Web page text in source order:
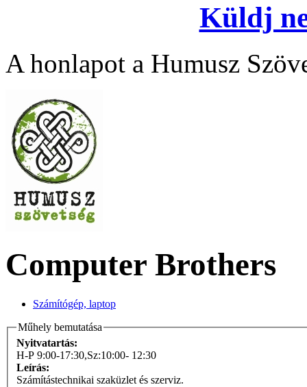
Küldj
A honlapot a Humusz
Computer Brothers
Számítógép, laptop
Műhely bemutatása
Nyitvatartás:
H-P 9:00-17:30,Sz:10:00- 12:30
Leírás:
Számítástechnikai szaküzlet és szerviz.